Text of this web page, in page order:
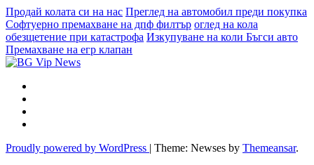
Продай колата си на нас Преглед на автомобил преди покупка
Софтуерно премахване на дпф филтър оглед на кола
обезщетение при катастрофа Изкупуване на коли Бъгси авто
Премахване на егр клапан
Proudly powered by WordPress | Theme: Newses by Themeansar.